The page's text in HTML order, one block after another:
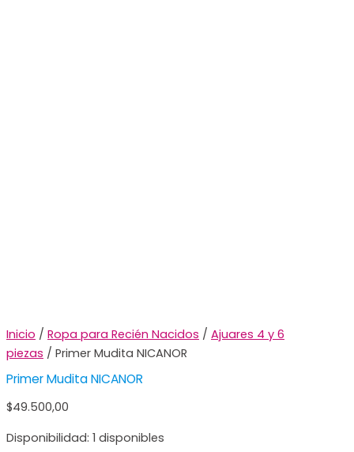
Inicio / Ropa para Recién Nacidos / Ajuares 4 y 6
piezas / Primer Mudita NICANOR
Primer Mudita NICANOR
$49.500,00
Disponibilidad: 1 disponibles